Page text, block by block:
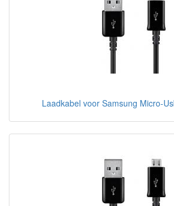
Laadkabel voor Samsung Micro-